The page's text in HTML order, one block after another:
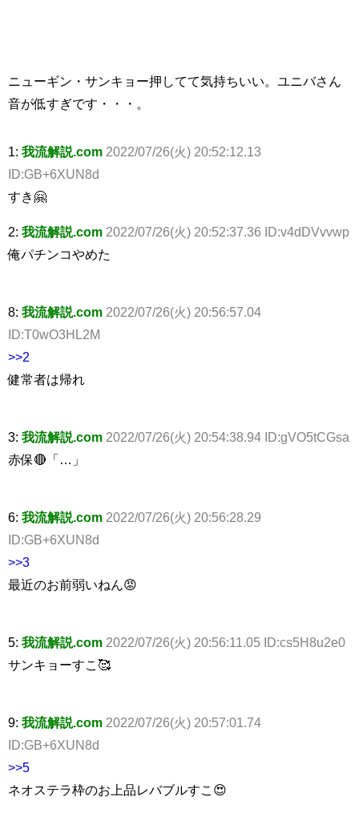
ニューギン・サンキョー押してて気持ちいい。ユニバさん
音が低すぎです・・・。
1: 我流解説.com 2022/07/26(火) 20:52:12.13
ID:GB+6XUN8d
すき🤗
2: 我流解説.com 2022/07/26(火) 20:52:37.36 ID:v4dDVvvwp
俺パチンコやめた
8: 我流解説.com 2022/07/26(火) 20:56:57.04
ID:T0wO3HL2M
>>2
健常者は帰れ
3: 我流解説.com 2022/07/26(火) 20:54:38.94 ID:gVO5tCGsa
赤保🔴「…」
6: 我流解説.com 2022/07/26(火) 20:56:28.29
ID:GB+6XUN8d
>>3
最近のお前弱いねん😡
5: 我流解説.com 2022/07/26(火) 20:56:11.05 ID:cs5H8u2e0
サンキョーすこ🥰
9: 我流解説.com 2022/07/26(火) 20:57:01.74
ID:GB+6XUN8d
>>5
ネオステラ枠のお上品レバブルすこ😍